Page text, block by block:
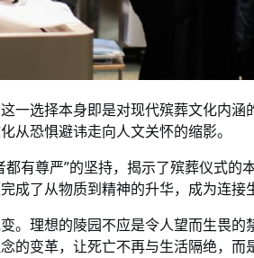
一选择本身即是对现代殡葬文化内
从恐惧避讳走向人文关怀的缩影。
都有尊严”的坚持，揭示了殡葬仪式
了从物质到精神的升华，成为连接
。理想的陵园不应是令人望而生畏
变革，让死亡不再与生活隔绝，而